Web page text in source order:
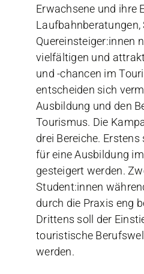
Erwachsene und ihre
Quereinsteiger:innen
vielfältigen und
und -chancen im
entscheiden sich
Ausbildung und den
Tourismus. Die
drei Bereiche.
für eine Ausbildung
gesteigert werden.
Student:innen
durch die Praxis eng
Drittens soll der
touristische
werden.